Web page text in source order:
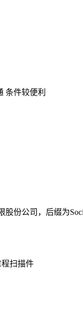
条件较便利
公司，后缀为
扫描件